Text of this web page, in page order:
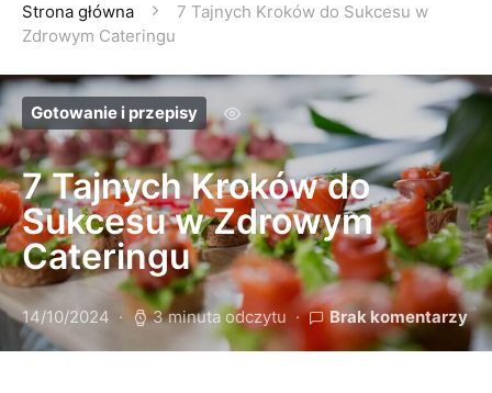
Strona główna
7 Tajnych Kroków do Sukcesu w
Zdrowym Cateringu
Gotowanie i przepisy
7 Tajnych Kroków do
Sukcesu w Zdrowym
Cateringu
14/10/2024 3 minuta odczytu Brak komentarzy